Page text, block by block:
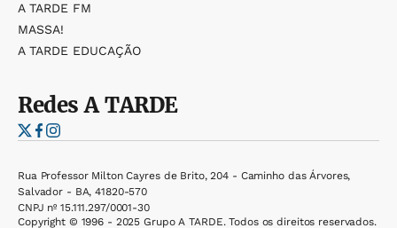
A TARDE FM
MASSA!
A TARDE EDUCAÇÃO
RedesA TARDE
Rua Professor Milton Cayres de Brito, 204 - Caminho das Árvores,
Salvador - BA, 41820-570
CNPJ nº 15.111.297/0001-30
Copyright © 1996 - 2025 Grupo A TARDE. Todos os direitos reservados.